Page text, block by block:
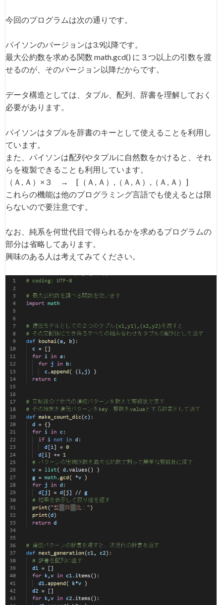
今回のプログラムは次の通りです。
パイソンのバージョンは3.9以降です。
最大公約数を求める関数 math.gcd() に３つ以上の引数を渡
せるのが、そのバージョン以降だからです。
データ構造としては、タプル、配列、辞書を理解しておく
必要があります。
パイソンはタプルを辞書のキーとして使えることを利用し
ています。
また、パイソンは配列やタプルに自然数をかけると、それ
らを複製できることも利用しています。
（Ａ, Ａ）×３ → [（Ａ, Ａ）,（Ａ, Ａ）,（Ａ, Ａ）]
これらの機能は他のプログラミング言語でも使えるとは限
らないので要注意です。
なお、純系を何世代目で得られるかを求めるプログラムの
部分は省略してあります。
興味のある人は考えてみてください。